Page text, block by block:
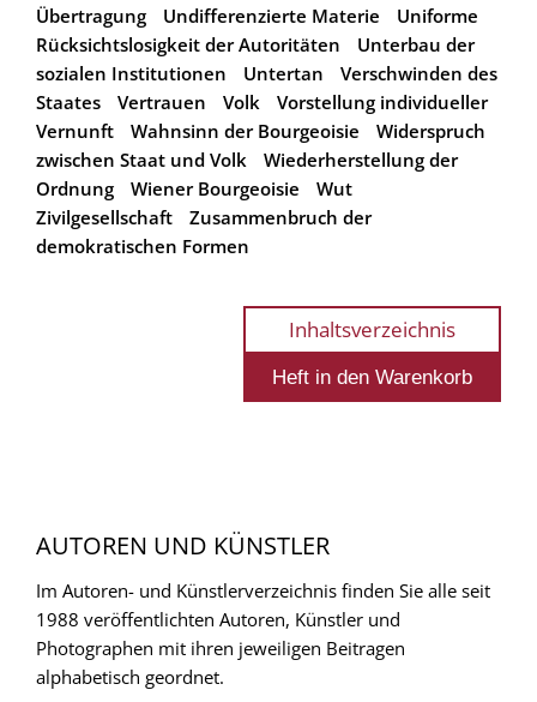
Übertragung
Undifferenzierte Materie
Uniforme
Rücksichtslosigkeit der Autoritäten
Unterbau der
sozialen Institutionen
Untertan
Verschwinden des
Staates
Vertrauen Volk
Vorstellung individueller
Vernunft
Wahnsinn der Bourgeoisie
Widerspruch
zwischen Staat und Volk
Wiederherstellung der
Ordnung
Wiener Bourgeoisie
Wut
Zivilgesellschaft
Zusammenbruch der
demokratischen Formen
Inhaltsverzeichnis
AUTOREN UND KÜNSTLER
Im Autoren- und Künstlerverzeichnis finden Sie alle seit
1988 veröffentlichten Autoren, Künstler und
Photographen mit ihren jeweiligen Beitragen
alphabetisch geordnet.